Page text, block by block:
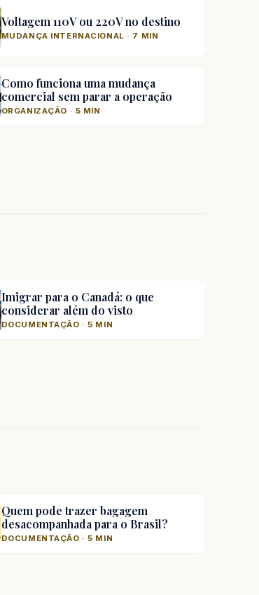
Voltagem 110V ou 220V no destino
MUDANÇA INTERNACIONAL · 7 MIN
Como funciona uma mudança
comercial sem parar a operação
ORGANIZAÇÃO · 5 MIN
Imigrar para o Canadá: o que
considerar além do visto
DOCUMENTAÇÃO · 5 MIN
Quem pode trazer bagagem
desacompanhada para o Brasil?
DOCUMENTAÇÃO · 5 MIN